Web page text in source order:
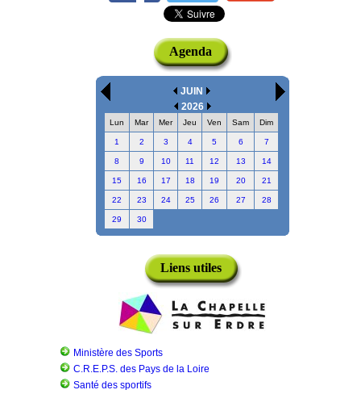
Agenda
JUIN
2026
Lun Mar Mer Jeu Ven Sam Dim
1 2 3 4 5 6 7
8 9 10 11 12 13 14
15 16 17 18 19 20 21
22 23 24 25 26 27 28
29 30
Liens utiles
Ministère des Sports
C.R.E.P.S. des Pays de la Loire
Santé des sportifs